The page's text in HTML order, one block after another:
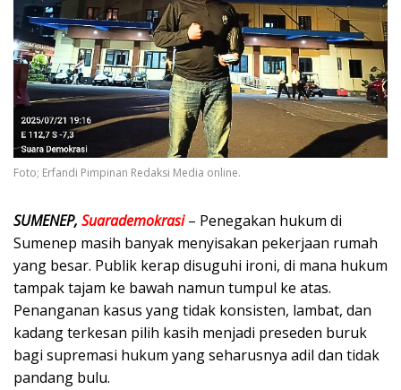
Foto; Erfandi Pimpinan Redaksi Media online.
SUMENEP, Suarademokrasi– Penegakan hukum di
Sumenep masih banyak menyisakan pekerjaan rumah
yang besar. Publik kerap disuguhi ironi, di mana hukum
tampak tajam ke bawah namun tumpul ke atas.
Penanganan kasus yang tidak konsisten, lambat, dan
kadang terkesan pilih kasih menjadi preseden buruk
bagi supremasi hukum yang seharusnya adil dan tidak
pandang bulu.